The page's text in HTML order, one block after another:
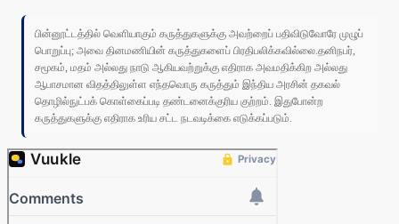
பின்னூட்டத்தில் வெளியாகும் கருத்துகளுக்கு அவற்றைப் பதிவிடுவோரே முழுப்
பொறுப்பு; அவை தினமணியின் கருத்துகளைப் பிரதிபலிக்கவில்லை.தனிநபர்,
சமூகம், மதம் அல்லது நாடு ஆகியவற்றுக்கு எதிராக அவமதிக்கிற அல்லது
ஆபாசமான விதத்திலுள்ள எந்தவொரு கருத்தும் இந்திய அரசின் தகவல்
தொழில்நுட்பக் கொள்கைப்படி தண்டனைக்குரிய குற்றம். இதுபோன்ற
கருத்துகளுக்கு எதிராக உரிய சட்ட நடவடிக்கை எடுக்கப்படும்.